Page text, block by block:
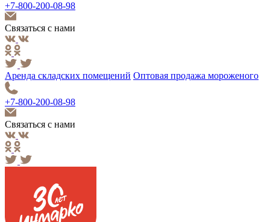
+7-800-200-08-98
Связаться с нами
Аренда складских помещений Оптовая продажа мороженого
+7-800-200-08-98
Связаться с нами